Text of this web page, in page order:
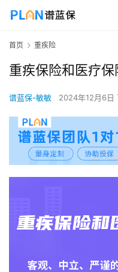
首页 重疾险
重疾保险和医疗保
谱蓝保-敏敏 2024年12月6日